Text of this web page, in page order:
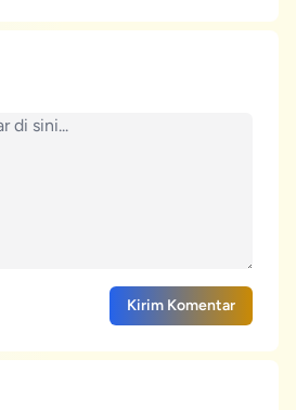
Kirim Komentar